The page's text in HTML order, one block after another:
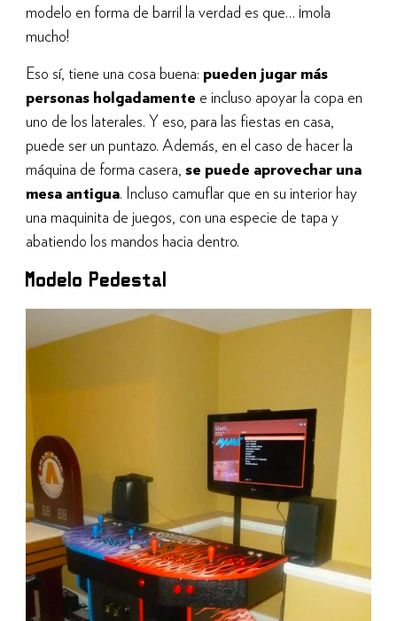
modelo en forma de barril la verdad es que… ¡mola
mucho!
Eso sí, tiene una cosa buena: pueden jugar más
personas holgadamente e incluso apoyar la copa en
uno de los laterales. Y eso, para las fiestas en casa,
puede ser un puntazo. Además, en el caso de hacer la
máquina de forma casera,se puede aprovechar una
mesa antigua. Incluso camuflar que en su interior hay
una maquinita de juegos, con una especie de tapa y
abatiendo los mandos hacia dentro.
Modelo Pedestal